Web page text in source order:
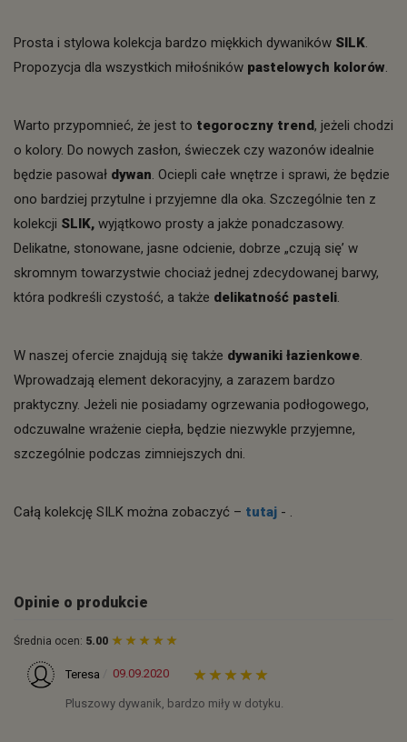
Prosta i stylowa kolekcja bardzo miękkich dywaników SILK.
Propozycja dla wszystkich miłośników pastelowych kolorów.
Warto przypomnieć, że jest to tegoroczny trend, jeżeli chodzi
o kolory. Do nowych zasłon, świeczek czy wazonów idealnie
będzie pasował dywan. Ociepli całe wnętrze i sprawi, że będzie
ono bardziej przytulne i przyjemne dla oka. Szczególnie ten z
kolekcji SLIK, wyjątkowo prosty a jakże ponadczasowy.
Delikatne, stonowane, jasne odcienie, dobrze „czują się’ w
skromnym towarzystwie chociaż jednej zdecydowanej barwy,
która podkreśli czystość, a także delikatność pasteli.
W naszej ofercie znajdują się także dywaniki łazienkowe.
Wprowadzają element dekoracyjny, a zarazem bardzo
praktyczny. Jeżeli nie posiadamy ogrzewania podłogowego,
odczuwalne wrażenie ciepła, będzie niezwykle przyjemne,
szczególnie podczas zimniejszych dni.
Całą kolekcję SILK można zobaczyć – tutaj - .
Opinie o produkcie
Średnia ocen: 5.00
Teresa 09.09.2020
Pluszowy dywanik, bardzo miły w dotyku.